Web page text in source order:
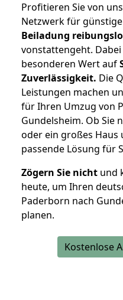
Profitieren Sie von
Netzwerk für
Beiladung
vonstattengeht.
besonderen Wert auf
Zuverlässigkeit. Die
Leistungen machen
für Ihren Umzug von
Gundelsheim. Ob Sie
oder ein großes Haus
passende Lösung für
Zögern Sie nicht und
heute, um Ihren
Paderborn nach
planen.
Kostenlose